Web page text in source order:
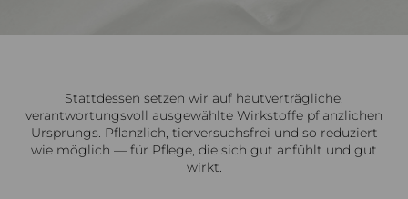
Stattdessen setzen wir auf hautverträgliche,
verantwortungsvoll ausgewählte Wirkstoffe pflanzlichen
Ursprungs. Pflanzlich, tierversuchsfrei und so reduziert
wie möglich — für Pflege, die sich gut anfühlt und gut
wirkt.